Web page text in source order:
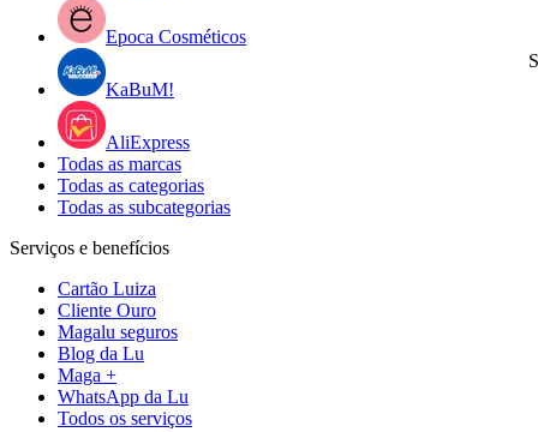
Epoca Cosméticos
KaBuM!
AliExpress
Todas as marcas
Todas as categorias
Todas as subcategorias
Serviços e benefícios
Cartão Luiza
Cliente Ouro
Magalu seguros
Blog da Lu
Maga +
WhatsApp da Lu
Todos os serviços